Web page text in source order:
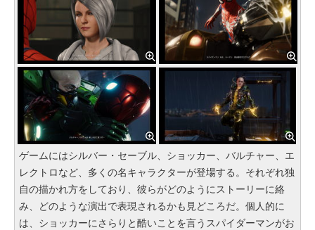
ゲームにはシルバー・セーブル、ショッカー、バルチャー、エ
レクトロなど、多くの名キャラクターが登場する。それぞれ独
自の描かれ方をしており、彼らがどのようにストーリーに絡
み、どのような演出で表現されるかも見どころだ。個人的に
は、ショッカーにさらりと酷いことを言うスパイダーマンがお